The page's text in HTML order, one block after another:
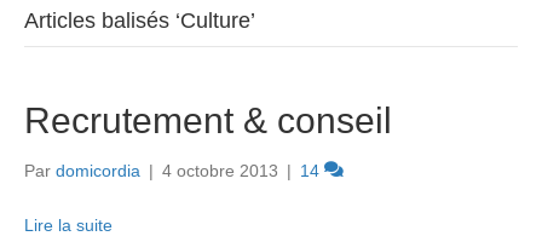
Articles balisés ‘Culture’
Recrutement & conseil
Par domicordia | 4 octobre 2013 | 14
Lire la suite